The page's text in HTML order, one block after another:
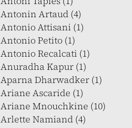
Antonin Artaud (4)
Antonio Attisani (1)
Antonio Petito (1)
Antonio Recalcati (1)
Anuradha Kapur (1)
Aparna Dharwadker (1)
Ariane Ascaride (1)
Ariane Mnouchkine (10)
Arlette Namiand (4)